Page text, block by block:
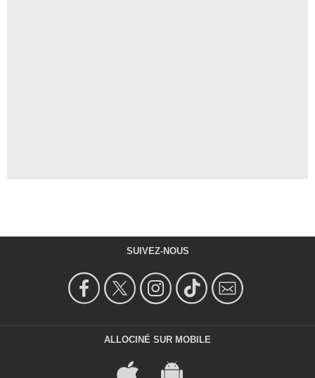
SUIVEZ-NOUS
ALLOCINÉ SUR MOBILE